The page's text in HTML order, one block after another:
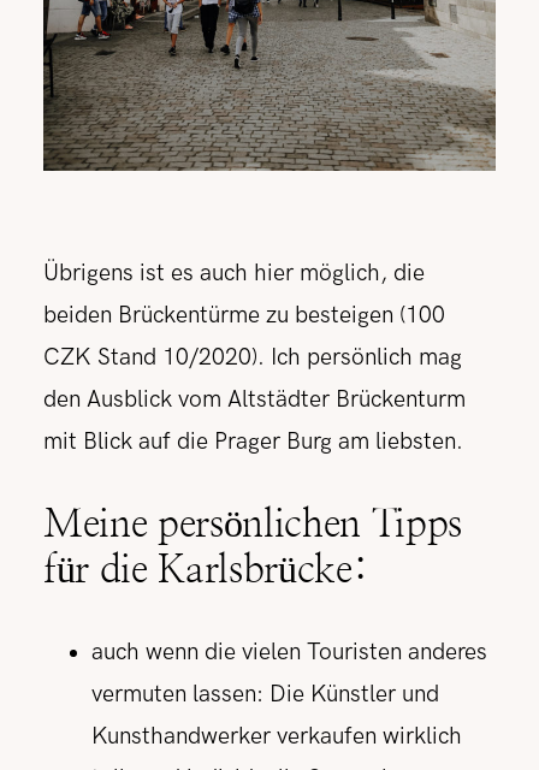
Übrigens ist es auch hier möglich, die
beiden Brückentürme zu besteigen (100
CZK Stand 10/2020). Ich persönlich mag
den Ausblick vom Altstädter Brückenturm
mit Blick auf die Prager Burg am liebsten.
Meine persönlichen Tipps
für die Karlsbrücke:
auch wenn die vielen Touristen anderes
vermuten lassen: Die Künstler und
Kunsthandwerker verkaufen wirklich